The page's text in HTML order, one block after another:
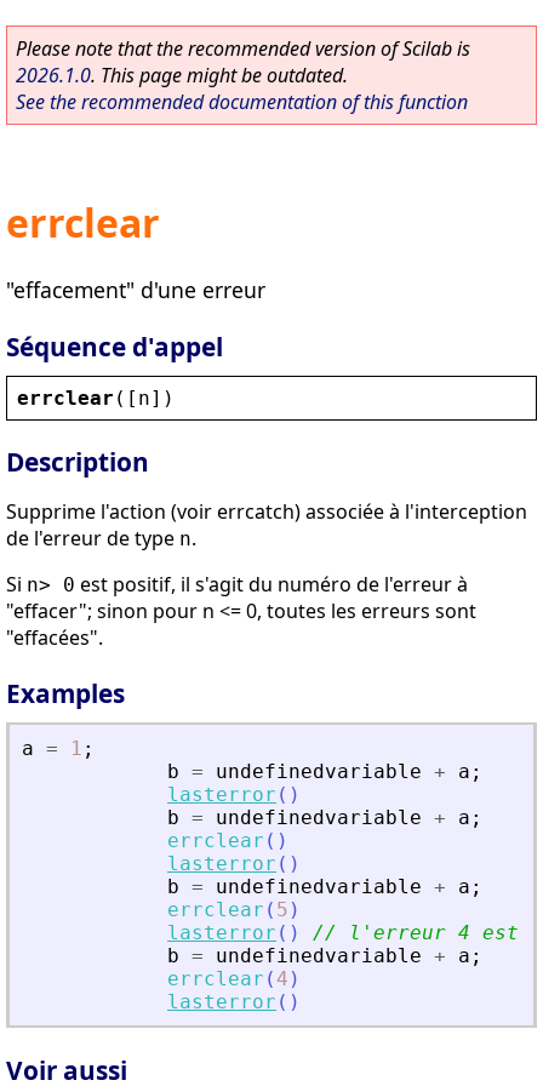
Please note that the recommended version of Scilab is
2026.1.0. This page might be outdated.
See the recommended documentation of this function
errclear
"effacement" d'une erreur
Séquence d'appel
errclear ([ n])
Description
Supprime l'action (voir errcatch) associée à l'interception
de l'erreur de type n.
Si n> 0 est positif, il s'agit du numéro de l'erreur à
"effacer"; sinon pour n <= 0, toutes les erreurs sont
"effacées".
Examples
a = 1 ;
b = undefinedvariable + a ;
lasterror ( )
b = undefinedvariable + a ;
errclear ( )
lasterror ( )
b = undefinedvariable + a ;
errclear ( 5 )
lasterror ( ) // l ' erreur 4 est
b = undefinedvariable + a ;
errclear ( 4 )
lasterror ( )
Voir aussi